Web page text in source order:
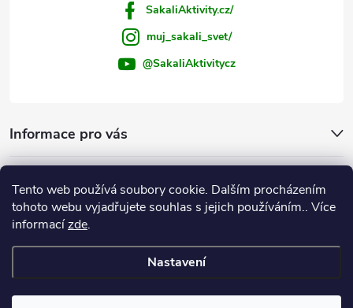
Tento web používá soubory cookie. Dalším procházením
tohoto webu vyjadřujete souhlas s jejich používáním.. Více
informacízde.
Nastavení
SakaliAktivity.cz/
muj_sakali_svet/
@SakaliAktivitycz
Informace pro vás
Instagram
nastavení cookies